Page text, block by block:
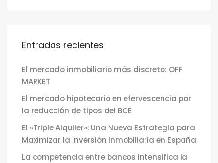
Entradas recientes
El mercado inmobiliario más discreto: OFF
MARKET
El mercado hipotecario en efervescencia por
la reducción de tipos del BCE
El «Triple Alquiler»: Una Nueva Estrategia para
Maximizar la Inversión Inmobiliaria en España
La competencia entre bancos intensifica la